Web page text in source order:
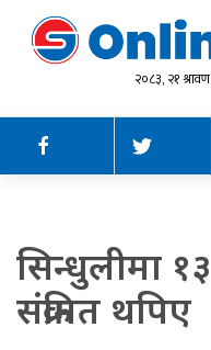
२०८३, २१
सिन्धुलीमा
संक्रमित थपिए